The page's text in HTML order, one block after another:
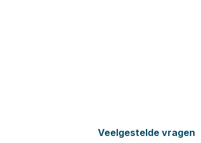
Veelgestelde vragen